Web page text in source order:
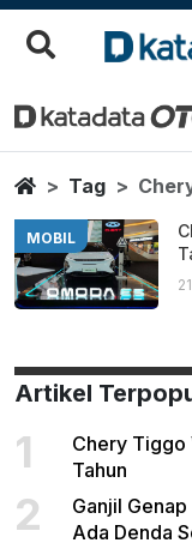
Chery
Berita
HomeTag
MOBIL
Artikel
1
Chery Tiggo
Tahun
2
Ganjil
Ada Denda